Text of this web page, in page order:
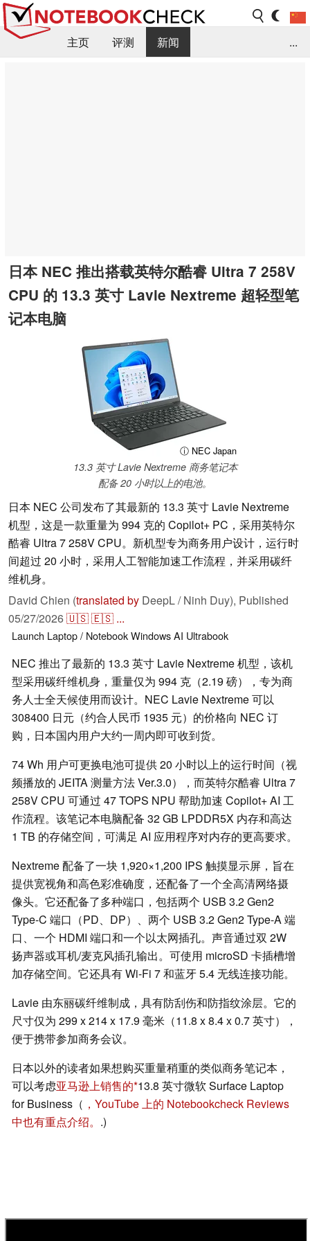
主页 评测
新闻
...
日本 NEC 推出搭载英特尔酷睿 Ultra 7 258V
CPU 的 13.3 英寸 Lavie Nextreme 超轻型笔
记本电脑
ⓘ NEC Japan
13.3 英寸 Lavie Nextreme 商务笔记本
配备 20 小时以上的电池。
日本 NEC 公司发布了其最新的 13.3 英寸 Lavie Nextreme
机型，这是一款重量为 994 克的 Copilot+ PC，采用英特尔
酷睿 Ultra 7 258V CPU。新机型专为商务用户设计，运行时
间超过 20 小时，采用人工智能加速工作流程，并采用碳纤
维机身。
David Chien (translated by DeepL / Ninh Duy), Published
05/27/2026🇺🇸🇪🇸 ...
Launch Laptop / NotebookWindowsAI Ultrabook
NEC 推出了最新的 13.3 英寸 Lavie Nextreme 机型，该机
型采用碳纤维机身，重量仅为 994 克（2.19 磅），专为商
务人士全天候使用而设计。NEC Lavie Nextreme 可以
308400 日元（约合人民币 1935 元）的价格向 NEC 订
购，日本国内用户大约一周内即可收到货。
74 Wh 用户可更换电池可提供 20 小时以上的运行时间（视
频播放的 JEITA 测量方法 Ver.3.0），而英特尔酷睿 Ultra 7
258V CPU 可通过 47 TOPS NPU 帮助加速 Copilot+ AI 工
作流程。该笔记本电脑配备 32 GB LPDDR5X 内存和高达
1 TB 的存储空间，可满足 AI 应用程序对内存的更高要求。
Nextreme 配备了一块 1,920×1,200 IPS 触摸显示屏，旨在
提供宽视角和高色彩准确度，还配备了一个全高清网络摄
像头。它还配备了多种端口，包括两个 USB 3.2 Gen2
Type-C 端口（PD、DP）、两个 USB 3.2 Gen2 Type-A 端
口、一个 HDMI 端口和一个以太网插孔。声音通过双 2W
扬声器或耳机/麦克风插孔输出。可使用 microSD 卡插槽增
加存储空间。它还具有 Wi-Fi 7 和蓝牙 5.4 无线连接功能。
Lavie 由东丽碳纤维制成，具有防刮伤和防指纹涂层。它的
尺寸仅为 299 x 214 x 17.9 毫米（11.8 x 8.4 x 0.7 英寸），
便于携带参加商务会议。
日本以外的读者如果想购买重量稍重的类似商务笔记本，
可以考虑亚马逊上销售的 13.8 英寸微软 Surface Laptop
for Business（ ，YouTube 上的 Notebookcheck Reviews
中也有重点介绍。 .)